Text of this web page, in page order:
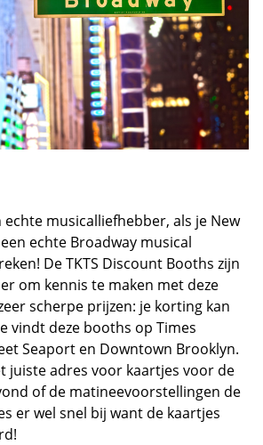
echte musicalliefhebber, als je New
echte Broadway musical
De TKTS Discount Booths zijn
om kennis te maken met deze
scherpe prijzen: je korting kan
vindt deze booths op Times
Seaport en Downtown Brooklyn.
juiste adres voor kaartjes voor de
of de matineevoorstellingen de
er wel snel bij want de kaartjes